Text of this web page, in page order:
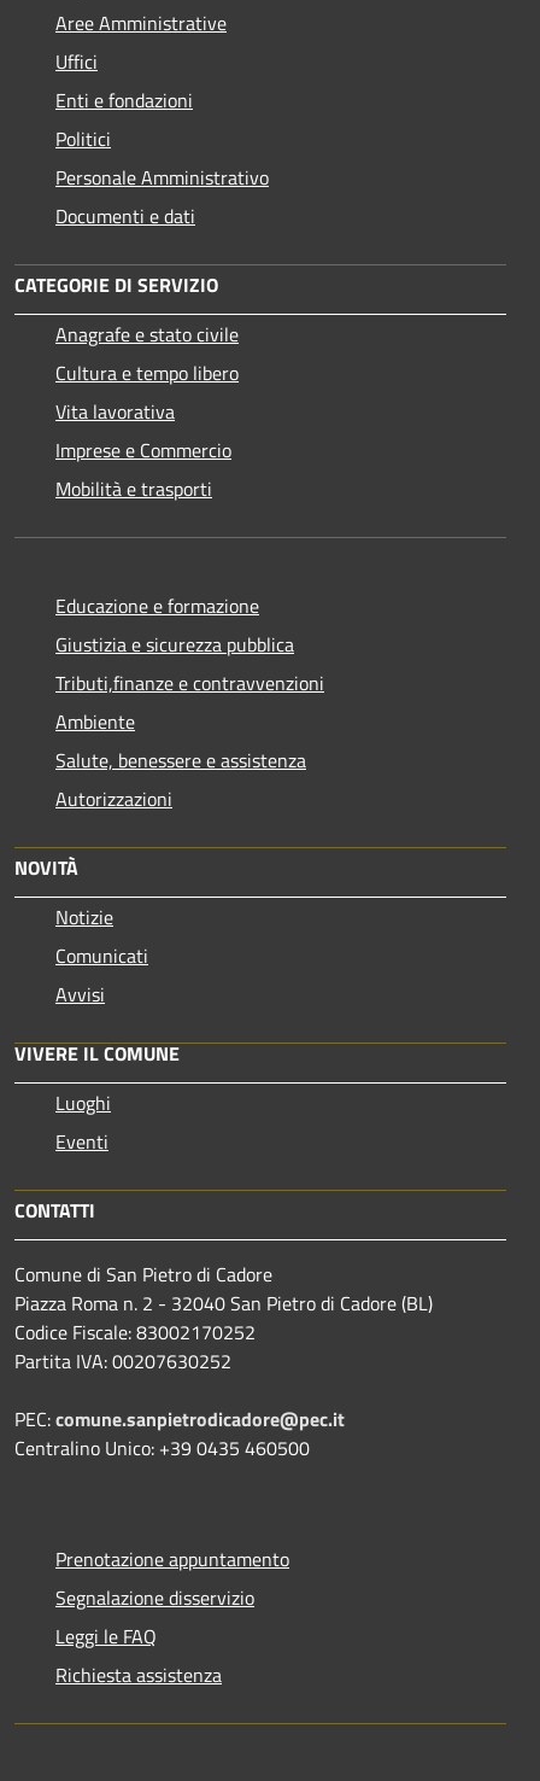
Aree Amministrative
Uffici
Enti e fondazioni
Politici
Personale Amministrativo
Documenti e dati
CATEGORIE DI SERVIZIO
Anagrafe e stato civile
Cultura e tempo libero
Vita lavorativa
Imprese e Commercio
Mobilità e trasporti
Educazione e formazione
Giustizia e sicurezza pubblica
Tributi,finanze e contravvenzioni
Ambiente
Salute, benessere e assistenza
Autorizzazioni
NOVITÀ
Notizie
Comunicati
Avvisi
VIVERE IL COMUNE
Luoghi
Eventi
CONTATTI
Comune di San Pietro di Cadore
Piazza Roma n. 2 - 32040 San Pietro di Cadore (BL)
Codice Fiscale: 83002170252
Partita IVA: 00207630252
PEC:comune.sanpietrodicadore@pec.it
Centralino Unico: +39 0435 460500
Prenotazione appuntamento
Segnalazione disservizio
Leggi le FAQ
Richiesta assistenza